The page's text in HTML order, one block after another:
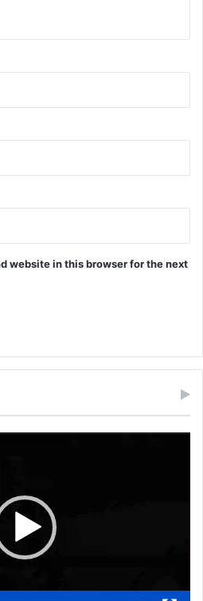
website in this browser for the next